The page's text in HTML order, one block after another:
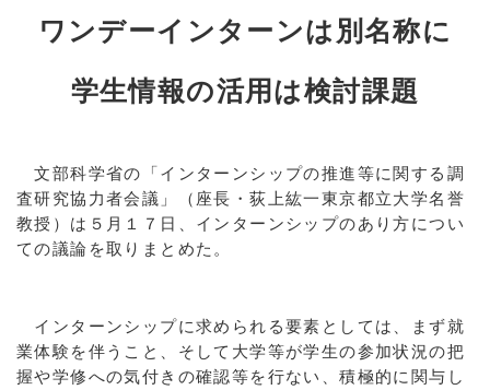
ワンデーインターンは別名称に
学生情報の活用は検討課題
文部科学省の「インターンシップの推進等に関する調
査研究協力者会議」（座長・荻上紘一東京都立大学名誉
教授）は５月１７日、インターンシップのあり方につい
ての議論を取りまとめた。
インターンシップに求められる要素としては、まず就
業体験を伴うこと、そして大学等が学生の参加状況の把
握や学修への気付きの確認等を行ない、積極的に関与し